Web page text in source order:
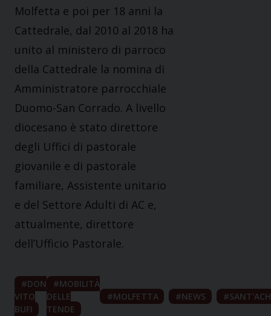
Molfetta e poi per 18 anni la
Cattedrale, dal 2010 al 2018 ha
unito al ministero di parroco
della Cattedrale la nomina di
Amministratore parrocchiale
Duomo-San Corrado. A livello
diocesano è stato direttore
degli Uffici di pastorale
giovanile e di pastorale
familiare, Assistente unitario
e del Settore Adulti di AC e,
attualmente, direttore
dell’Ufficio Pastorale.
DON
VITO
BUFI
MOBILITÀ
DELLE
TENDE
MOLFETTA NEWS